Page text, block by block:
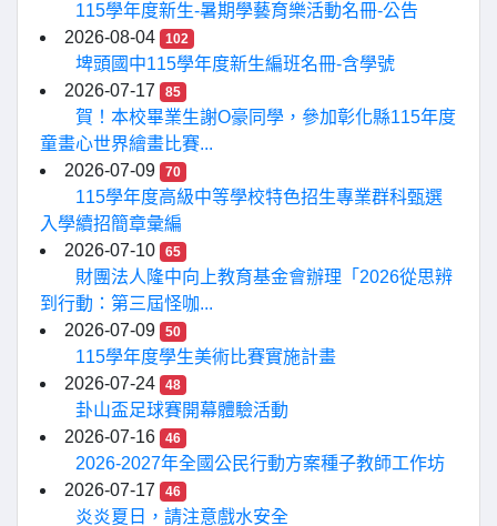
115學年度新生-暑期學藝育樂活動名冊-公告
2026-08-04
102
埤頭國中115學年度新生編班名冊-含學號
2026-07-17
85
賀！本校畢業生謝O豪同學，參加彰化縣115年度
童畫心世界繪畫比賽...
2026-07-09
70
115學年度高級中等學校特色招生專業群科甄選
入學續招簡章彙編
2026-07-10
65
財團法人隆中向上教育基金會辦理「2026從思辨
到行動：第三屆怪咖...
2026-07-09
50
115學年度學生美術比賽實施計畫
2026-07-24
48
卦山盃足球賽開幕體驗活動
2026-07-16
46
2026-2027年全國公民行動方案種子教師工作坊
2026-07-17
46
炎炎夏日，請注意戲水安全